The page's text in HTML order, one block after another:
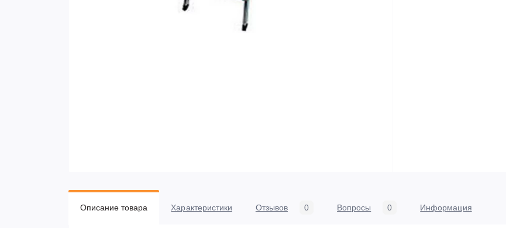
Описание товара Характеристики Отзывов 0 Вопросы 0 Информация